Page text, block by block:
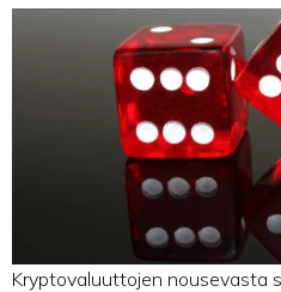
Kryptovaluuttojen nousevasta